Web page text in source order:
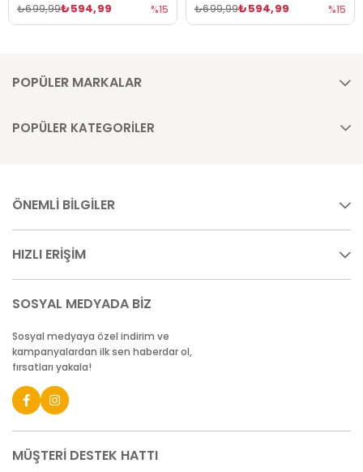
₺594,99
₺699,99 %15 ₺594,99
₺699,99 %15
POPÜLER MARKALAR
POPÜLER KATEGORİLER
ÖNEMLİ BİLGİLER
HIZLI ERİŞİM
SOSYAL MEDYADA BİZ
Sosyal medyaya özel indirim ve
kampanyalardan ilk sen haberdar ol,
fırsatları yakala!
MÜŞTERİ DESTEK HATTI